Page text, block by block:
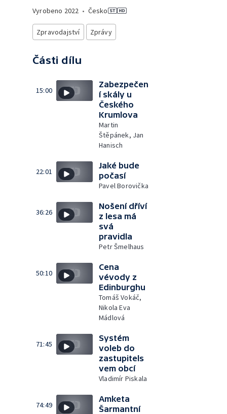
Vyrobeno 2022 • Česko
Zpravodajství Zprávy
Části dílu
15:00
Zabezpečen
í skály u
Českého
Krumlova
Martin
Štěpánek, Jan
Hanisch
22:01
Jaké bude
počasí
Pavel Borovička
36:26
Nošení dříví
z lesa má
svá
pravidla
Petr Šmelhaus
50:10
Cena
vévody z
Edinburghu
Tomáš Vokáč,
Nikola Eva
Mádlová
71:45
Systém
voleb do
zastupitels
vem obcí
Vladimír Piskala
74:49
Amketa
Šarmantní